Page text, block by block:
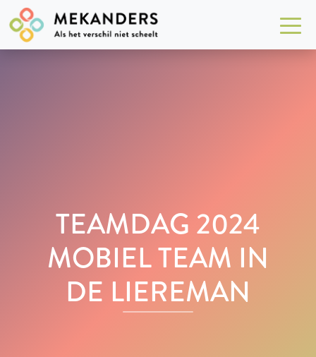
TEAMDAG 2024
MOBIEL TEAM IN
DE LIEREMAN